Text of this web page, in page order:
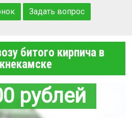
Задать вопрос
битого кирпича в
рублей